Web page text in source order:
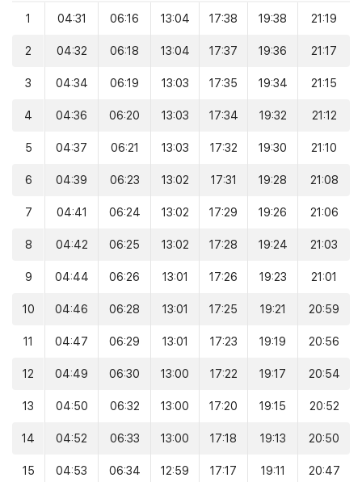
1 04:31 06:16 13:04 17:38 19:38 21:19
2 04:32 06:18 13:04 17:37 19:36 21:17
3 04:34 06:19 13:03 17:35 19:34 21:15
4 04:36 06:20 13:03 17:34 19:32 21:12
5 04:37 06:21 13:03 17:32 19:30 21:10
6 04:39 06:23 13:02 17:31 19:28 21:08
7 04:41 06:24 13:02 17:29 19:26 21:06
8 04:42 06:25 13:02 17:28 19:24 21:03
9 04:44 06:26 13:01 17:26 19:23 21:01
10 04:46 06:28 13:01 17:25 19:21 20:59
11 04:47 06:29 13:01 17:23 19:19 20:56
12 04:49 06:30 13:00 17:22 19:17 20:54
13 04:50 06:32 13:00 17:20 19:15 20:52
14 04:52 06:33 13:00 17:18 19:13 20:50
15 04:53 06:34 12:59 17:17 19:11 20:47